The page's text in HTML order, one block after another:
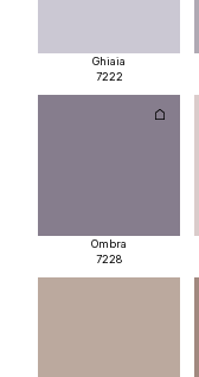
Ghiaia
7222
Ombra
7228